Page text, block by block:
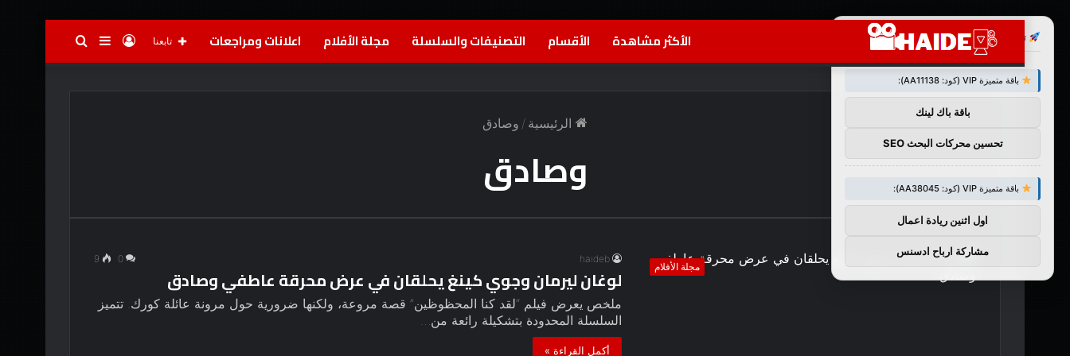
الأكثر مشاهدة الأقسام التصنيفات والسلسلة مجلة الأفلام اعلانات ومراجعات بحثإضافةتسجيل تابعنا
الرئيسية / وصادق
وصادق
مجلة الأفلام
haideb
0
9
لوغان ليرمان وجوي كينغ يحلقان في عرض محرقة عاطفي وصادق
ملخص يعرض فيلم “لقد كنا المحظوظين” قصة مروعة، ولكنها ضرورية حول مرونة عائلة كورك. تتميز
السلسلة المحدودة بتشكيلة رائعة من…
أكمل القراءة »
توصيات :
باقة متميزة VIP (كود: AA11138):
باقة باك لينك
تحسين محركات البحث SEO
باقة متميزة VIP (كود: AA38045):
اول اثنين ريادة اعمال
مشاركة ارباح ادسنس